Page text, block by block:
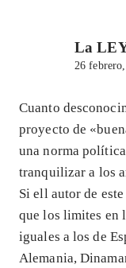
La
26
Cuanto
proyecto de
una norma
tranquilizar a los
Si ell autor de
que los limites en
iguales a los de
Alemania,